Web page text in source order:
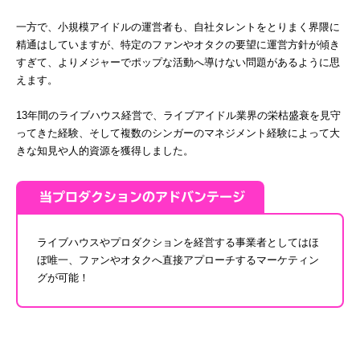
一方で、小規模アイドルの運営者も、自社タレントをとりまく界隈に
精通はしていますが、特定のファンやオタクの要望に運営方針が傾き
すぎて、よりメジャーでポップな活動へ導けない問題があるように思
えます。
13年間のライブハウス経営で、ライブアイドル業界の栄枯盛衰を見守
ってきた経験、そして複数のシンガーのマネジメント経験によって大
きな知見や人的資源を獲得しました。
当プロダクションのアドバンテージ
ライブハウスやプロダクションを経営する事業者としてはほ
ぼ唯一、ファンやオタクへ直接アプローチするマーケティン
グが可能！